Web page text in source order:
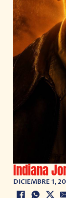
Indiana
DICIEMBRE 1,